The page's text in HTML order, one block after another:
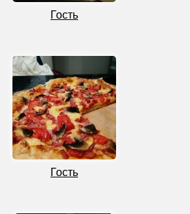
Гость
Гость